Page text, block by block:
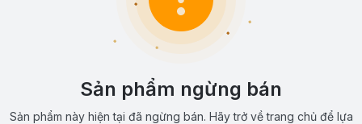
Sản phẩm ngừng bán
Sản phẩm này hiện tại đã ngừng bán. Hãy trở về trang chủ để lựa